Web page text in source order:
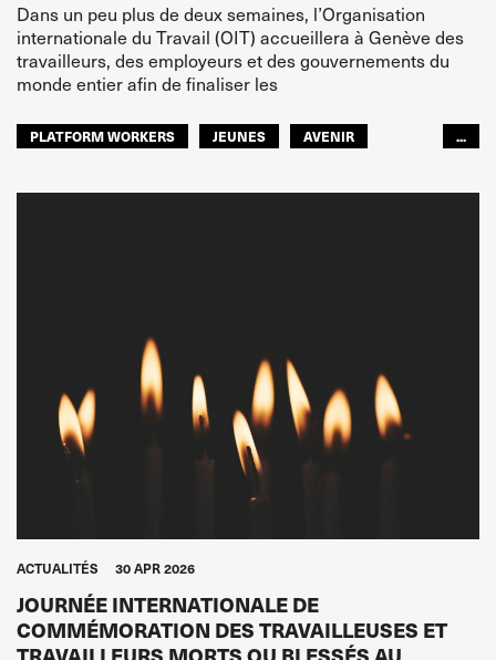
Dans un peu plus de deux semaines, l’Organisation
internationale du Travail (OIT) accueillera à Genève des
travailleurs, des employeurs et des gouvernements du
monde entier afin de finaliser les
PLATFORM WORKERS JEUNES
AVENIR
...
ACTUALITÉS 30 APR 2026
JOURNÉE INTERNATIONALE DE
COMMÉMORATION DES TRAVAILLEUSES ET